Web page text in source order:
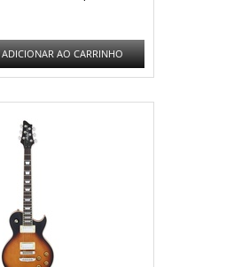
ADICIONAR AO CARRINHO